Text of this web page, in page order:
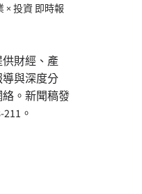
× 投資 即時報
財經、產
與深度分
。新聞稿發
。